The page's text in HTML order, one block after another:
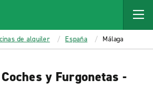
de alquiler España Málaga
y Furgonetas -